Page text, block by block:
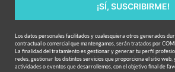
¡SÍ, SUSCRIBIRME!
Los datos personales facilitados y cualesquiera otros generados
contractual o comercial que mantengamos, serán tratados por
La finalidad del tratamiento es gestionar y generar tu perfil
redes, gestionar los distintos servicios que proporciona el sitio
actividades o eventos que desarrollemos, con el objetivo final de